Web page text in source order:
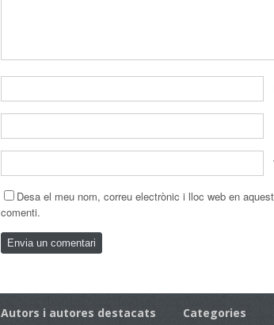
Desa el meu nom, correu electrònic i lloc web en
comenti.
Autors i autores destacats
Categories